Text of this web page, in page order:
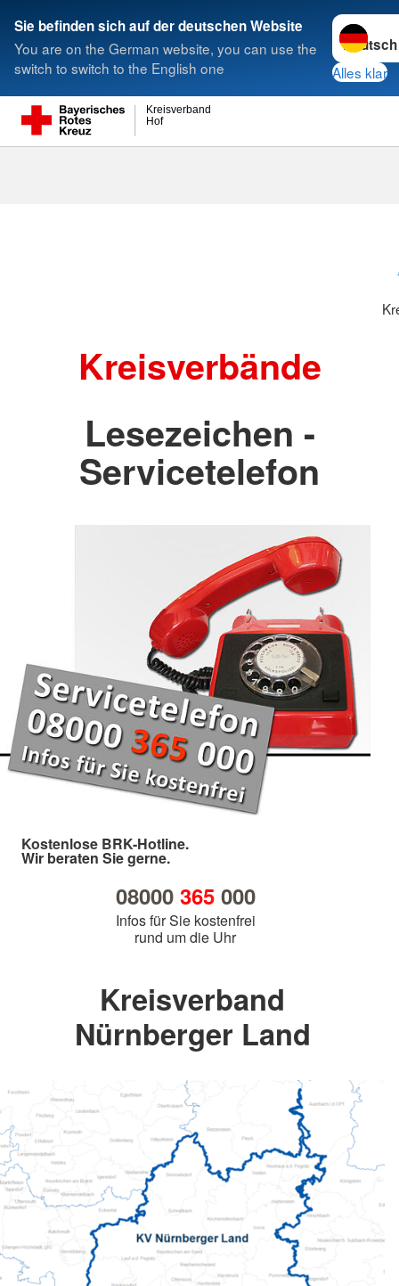
Sie befinden sich auf der deutschen Website
You are on the German website, you can use the
switch to switch to the English one
Sprache
Alles klar
Hof
Kreisverband
Suche
Kreisverbände
Lesezeichen -
Servicetelefon
Kostenlose BRK-Hotline.
Wir beraten Sie gerne.
08000 365000
Infos für Sie kostenfrei
rund um die Uhr
Kreisverband
Nürnberger Land